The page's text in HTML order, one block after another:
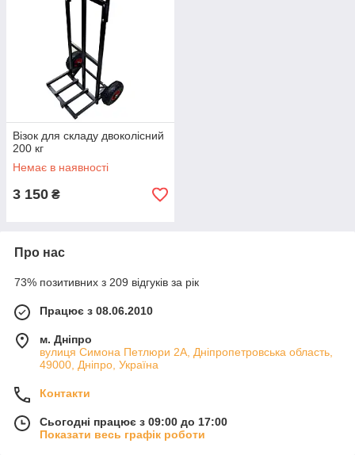
Візок для складу двоколісний
200 кг
Немає в наявності
3 150 ₴
Про нас
73% позитивних з 209 відгуків за рік
Працює з 08.06.2010
м. Дніпро
вулиця Симона Петлюри 2А, Дніпропетровська область,
49000, Дніпро, Україна
Контакти
Сьогодні працює з 09:00 до 17:00
Показати весь графік роботи